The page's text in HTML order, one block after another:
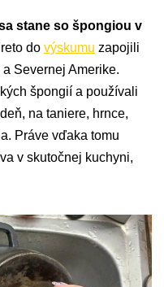
stane so špongiou v
do výskumu zapojili
Severnej Amerike.
špongií a používali
na taniere, hrnce,
Práve vďaka tomu
v skutočnej kuchyni,